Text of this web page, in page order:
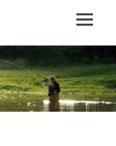
MENU